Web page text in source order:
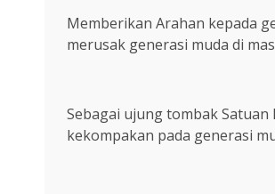
Memberikan Arahan kepada
merusak generasi muda di
Sebagai ujung tombak
kekompakan pada generasi